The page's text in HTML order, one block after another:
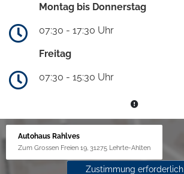
Montag bis Donnerstag
07:30 - 17:30 Uhr
Freitag
07:30 - 15:30 Uhr
Autohaus Rahlves
Zum Grossen Freien 19, 31275 Lehrte-Ahlten
Zustimmung erforderlich